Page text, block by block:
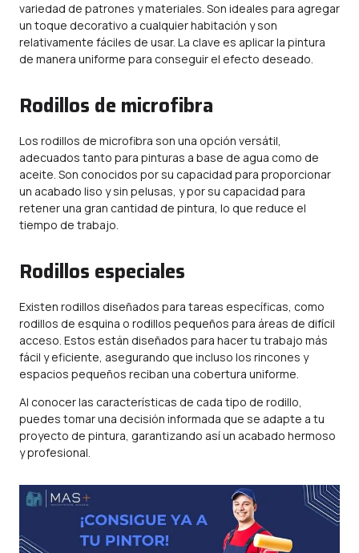
variedad de patrones y materiales. Son ideales para agregar
un toque decorativo a cualquier habitación y son
relativamente fáciles de usar. La clave es aplicar la pintura
de manera uniforme para conseguir el efecto deseado.
Rodillos de microfibra
Los rodillos de microfibra son una opción versátil,
adecuados tanto para pinturas a base de agua como de
aceite. Son conocidos por su capacidad para proporcionar
un acabado liso y sin pelusas, y por su capacidad para
retener una gran cantidad de pintura, lo que reduce el
tiempo de trabajo.
Rodillos especiales
Existen rodillos diseñados para tareas específicas, como
rodillos de esquina o rodillos pequeños para áreas de difícil
acceso. Estos están diseñados para hacer tu trabajo más
fácil y eficiente, asegurando que incluso los rincones y
espacios pequeños reciban una cobertura uniforme.
Al conocer las características de cada tipo de rodillo,
puedes tomar una decisión informada que se adapte a tu
proyecto de pintura, garantizando así un acabado hermoso
y profesional.